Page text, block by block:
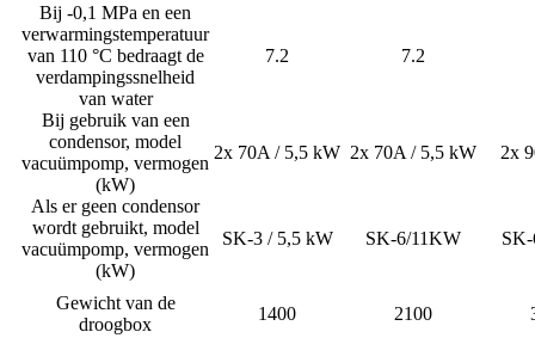
Bij -0,1 MPa en een
verwarmingstemperatuur
van 110 °C bedraagt ​​de
verdampingssnelheid
van water
7.2 7.2
Bij gebruik van een
condensor, model
vacuümpomp, vermogen
(kW)
2x 70A / 5,5 kW 2x 70A / 5,5 kW 2x
Als er geen condensor
wordt gebruikt, model
vacuümpomp, vermogen
(kW)
SK-3 / 5,5 kW SK-6/11KW
Gewicht van de
droogbox
1400 2100